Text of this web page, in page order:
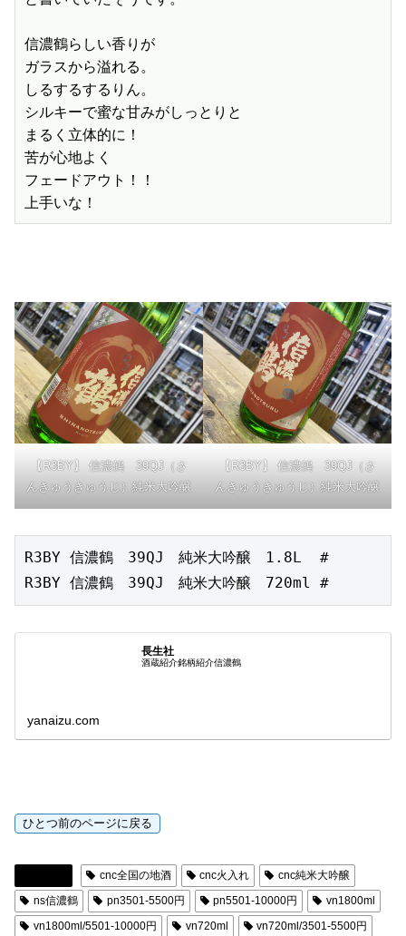
信濃鶴らしい香りが
ガラスから溢れる。
しるするするりん。
シルキーで蜜な甘みがしっとりと
まるく立体的に！
苦が心地よく
フェードアウト！！
上手いな！
【R3BY】 信濃鶴 39QJ（さ
んきゅうきゅうじ）純米大吟醸
【R3BY】 信濃鶴 39QJ（さ
んきゅうきゅうじ）純米大吟醸
R3BY 信濃鶴　39QJ　純米大吟醸　1.8L  #
R3BY 信濃鶴　39QJ　純米大吟醸　720ml #
長生社
酒蔵紹介銘柄紹介信濃鶴
yanaizu.com
cnc全国の地酒 cnc火入れ
cnc純米大吟醸
ns信濃鶴
pn3501-5500円 pn5501-10000円
vn1800ml
vn1800ml/5501-10000円
vn720ml vn720ml/3501-5500円